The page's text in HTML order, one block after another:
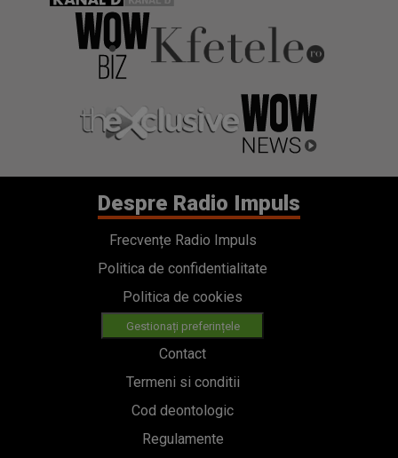
Despre Radio Impuls
Frecvențe Radio Impuls
Politica de confidentialitate
Politica de cookies
Gestionați preferințele
Contact
Termeni si conditii
Cod deontologic
Regulamente